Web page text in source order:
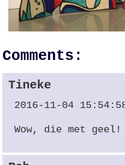
Comments:
Tineke
2016-11-04
Wow, die met geel!